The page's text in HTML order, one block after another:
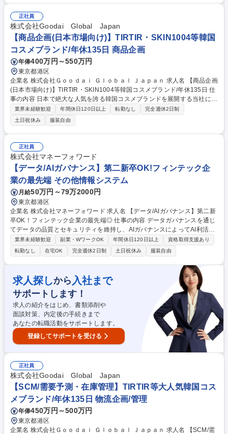
データを活用し、効果的なマーケティング戦略を立案・実行します。ター
ゲット医師の選定や、市場のポジショニング分析、最適なメッセージの策
定など、データに基づく論理的なアプローチで顧客の意思決定を支援しま
す。単なるデータ集計にとどまらず、自ら仮説を立てて施策を実行し、医
療課題の本質的な解決へと導くポジションです。 募集職種 未経験歓迎
【データマーケター（BIR）】圧倒的データ量で課題解決ができる
正社員
株式会社Goodai Global Japan
【商品企画(日本市場向け)】TIRTIR・SKIN1004等韓国
コスメブランド/年休135日 商品企画
年俸400万円～550万円
東京都港区
企業名 株式会社Ｇｏｏｄａｉ Ｇｌｏｂａｌ Ｊａｐａｎ 求人名 【商品企画
(日本市場向け)】TIRTIR・SKIN1004等韓国コスメブランド/年休135日 仕
事の内容 日本で絶大な人気を誇る韓国コスメブランドを展開する当社に
て、「TIRTIR」「BEAUTY OF JOSEON」「SKIN1004」等、韓国コスメ
ブランドのの日本市場向け商品企企画をお任せ。韓国本社から提供される
商品の 日本市場向けローカライズ化(メイン)や訴求ポイントの策定を担
当。複数ブランドの商品特徴や市場トレンドを把握しながら商品企画業務
を推進します。【詳細】■韓国にある商品の日本導入に向けた企画立案■商
品の訴求ポイント策定■市場トレンド分析を基にした新商品企画業務 等 ★
2-3ブランドを担当し、ブランド理解と市場動向を把握しながら、商品戦
略に基づいて実行業務を行います。★日本独自開発の展開も予定 募集職種
【商品企画(日本市場向け)】TIRTIR・SKIN1004等韓国コスメブランド/年
休135日
業界未経験歓迎 年間休日120日以上 転勤なし
完全週休2日制
土日祝休み
服装自由
正社員
株式会社マネーフォワード
【データ/AIガバナンス】第二新卒OK!フィンテック企
業の最先端 その他情報システム
月給50万円～79万2000円
東京都港区
企業名 株式会社マネーフォワード 求人名 【データ/AIガバナンス】第二新
卒OK！フィンテック企業の最先端◎ 仕事の内容 データガバナンスを通じ
てデータの品質とセキュリティを維持し、AIガバナンスによってAI利活用
に伴うリスクを適切に管理することで、お客様に安全・安心なサービスを
提供し、ビジネス価値の最大化を目指します。 ■データガバナンスおよび
AIガバナンスでの社内規程・運用プロセスの整備■データ利活用における
統制の実行・運用：・データの取得・加工・保管・提供・廃棄プロセスの
整理・データの参照権限・利用目的・第三者提供等の管理・審査■AI利活
用における統制の実行・運用：・新規施策の推進や新規ツールの導入にお
ける審査・リスク評価方法の検討■データ・AIガバナンスに関する委員会
などの会議体運営 募集職種 【データ/AIガバナンス】第二新卒OK！フィン
テック企業の最先端◎
業界未経験歓迎 副業・WワークOK 年間休日120日以上
資格取得支援あり
転勤なし
在宅OK 完全週休2日制 土日祝休み 服装自由
求人探しから 入社まで
サポートします！
求人の紹介をはじめ、書類添削や
面談対策、内定後の手続きまで
あなたの転職活動をサポートします。
登録してサポートを受ける
正社員
株式会社Goodai Global Japan
【SCM/需要予測・在庫管理】TIRTIR等大人気韓国コス
メブランド/年休135日 物流企画/管理
年俸450万円～500万円
東京都港区
企業名 株式会社Ｇｏｏｄａｉ Ｇｌｏｂａｌ Ｊａｐａｎ 求人名 【SCM/需